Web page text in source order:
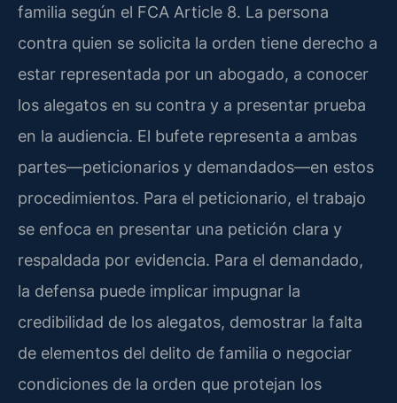
familia según el FCA Article 8. La persona
contra quien se solicita la orden tiene derecho a
estar representada por un abogado, a conocer
los alegatos en su contra y a presentar prueba
en la audiencia. El bufete representa a ambas
partes—peticionarios y demandados—en estos
procedimientos. Para el peticionario, el trabajo
se enfoca en presentar una petición clara y
respaldada por evidencia. Para el demandado,
la defensa puede implicar impugnar la
credibilidad de los alegatos, demostrar la falta
de elementos del delito de familia o negociar
condiciones de la orden que protejan los